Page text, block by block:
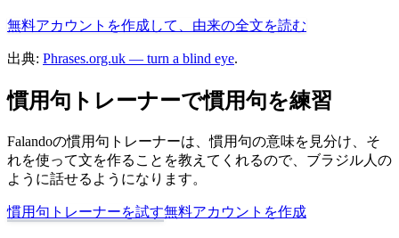
無料アカウントを作成して、由来の全文を読む
出典: Phrases.org.uk — turn a blind eye.
慣用句トレーナーで慣用句を練習
Falandoの慣用句トレーナーは、慣用句の意味を見分け、そ
れを使って文を作ることを教えてくれるので、ブラジル人の
ように話せるようになります。
慣用句トレーナーを試す無料アカウントを作成